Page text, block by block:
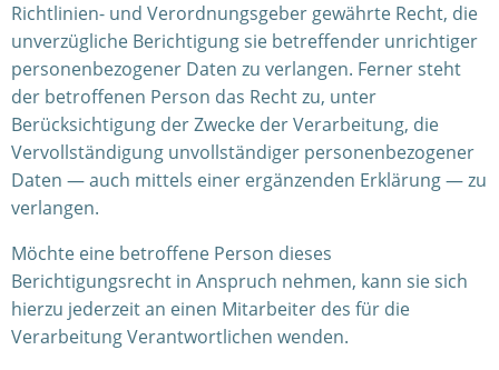
Richtlinien- und Verordnungsgeber gewährte Recht, die
unverzügliche Berichtigung sie betreffender unrichtiger
personenbezogener Daten zu verlangen. Ferner steht
der betroffenen Person das Recht zu, unter
Berücksichtigung der Zwecke der Verarbeitung, die
Vervollständigung unvollständiger personenbezogener
Daten — auch mittels einer ergänzenden Erklärung — zu
verlangen.
Möchte eine betroffene Person dieses
Berichtigungsrecht in Anspruch nehmen, kann sie sich
hierzu jederzeit an einen Mitarbeiter des für die
Verarbeitung Verantwortlichen wenden.